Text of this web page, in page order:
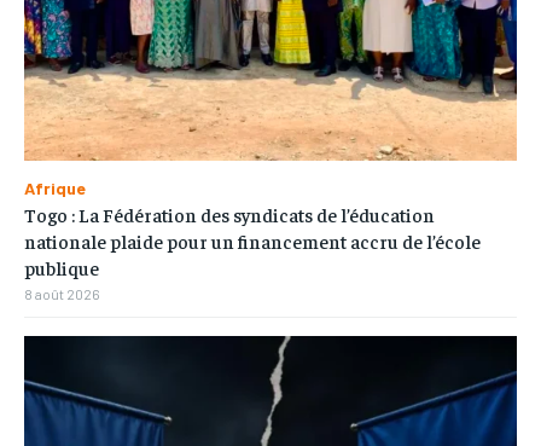
Afrique
Togo : La Fédération des syndicats de l’éducation
nationale plaide pour un financement accru de l’école
publique
8 août 2026